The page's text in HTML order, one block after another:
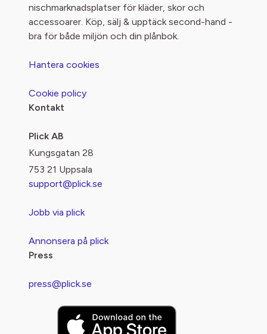
nischmarknadsplatser för kläder, skor och
accessoarer. Köp, sälj & upptäck second-hand -
bra för både miljön och din plånbok.
Hantera cookies
Cookie policy
Kontakt
Plick AB
Kungsgatan 28
753 21 Uppsala
support@plick.se
Jobb via plick
Annonsera på plick
Press
press@plick.se